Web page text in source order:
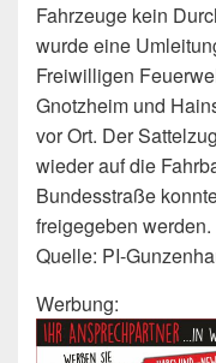
Fahrzeuge kein
wurde eine
Freiwilligen
Gnotzheim und
vor Ort. Der
wieder auf die
Bundesstraße
freigegeben werden.
Quelle: PI-
Werbung: